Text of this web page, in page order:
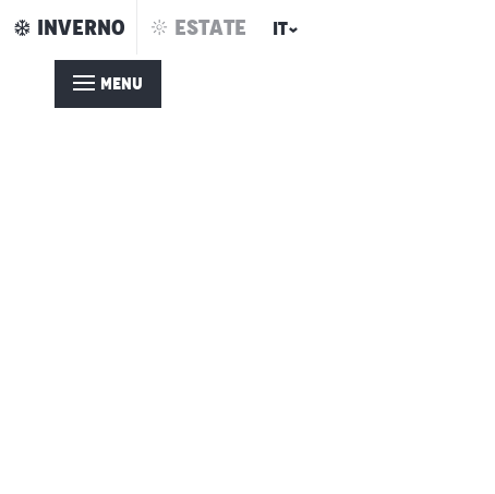
Aller
contenu
principal
INVERNO ESTATE IT
MENU